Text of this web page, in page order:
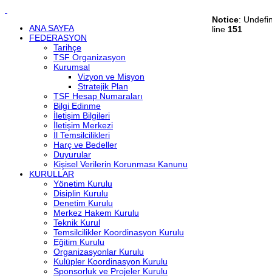
ANA SAYFA
FEDERASYON
Tarihçe
TSF Organizasyon
Kurumsal
Vizyon ve Misyon
Stratejik Plan
TSF Hesap Numaraları
Bilgi Edinme
İletişim Bilgileri
İletişim Merkezi
İl Temsilcilikleri
Harç ve Bedeller
Duyurular
Kişisel Verilerin Korunması Kanunu
KURULLAR
Yönetim Kurulu
Disiplin Kurulu
Denetim Kurulu
Merkez Hakem Kurulu
Teknik Kurul
Temsilcilikler Koordinasyon Kurulu
Eğitim Kurulu
Organizasyonlar Kurulu
Kulüpler Koordinasyon Kurulu
Sponsorluk ve Projeler Kurulu
Notice:
line 151